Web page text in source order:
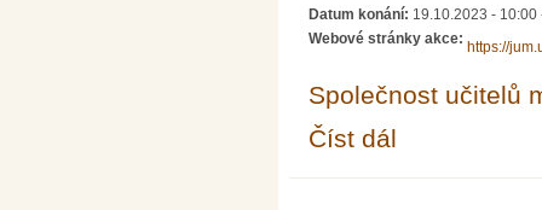
Datum konání: 19.10.2023 - 10:00
Webové stránky akce:
https://
Společnost učitelů
Číst dál